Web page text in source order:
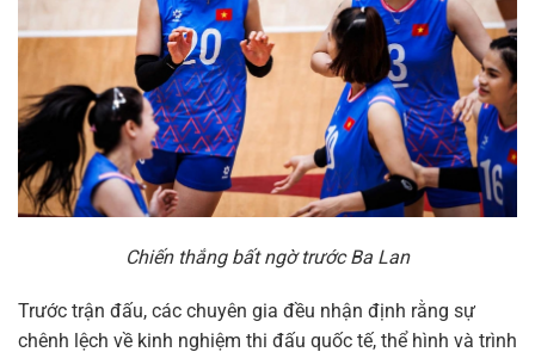
Chiến thắng bất ngờ trước Ba Lan
Trước trận đấu, các chuyên gia đều nhận định rằng sự
chênh lệch về kinh nghiệm thi đấu quốc tế, thể hình và trình